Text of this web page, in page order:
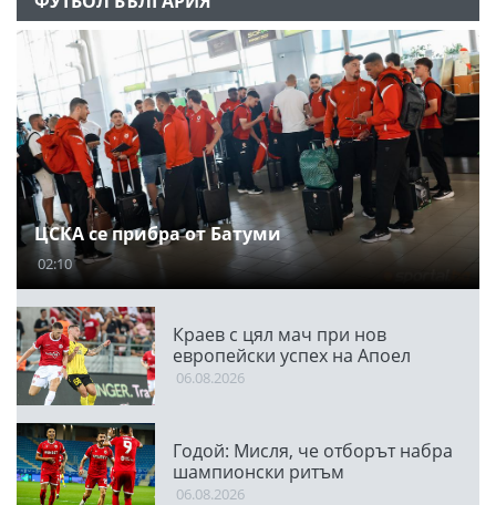
ЦСКА се прибра от Батуми
02:10
Краев с цял мач при нов
европейски успех на Апоел
06.08.2026
Годой: Мисля, че отборът набра
шампионски ритъм
06.08.2026